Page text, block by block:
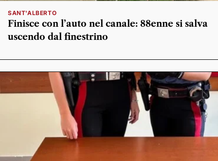
SANT'ALBERTO
Finisce con l’auto nel canale: 88enne si salva
uscendo dal finestrino